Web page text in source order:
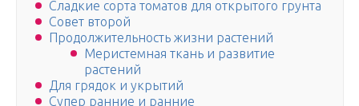
Сладкие сорта томатов для открытого грунта
Совет второй
Продолжительность жизни растений
Меристемная ткань и развитие
растений
Для грядок и укрытий
Супер ранние и ранние